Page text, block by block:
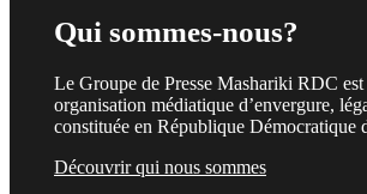
Qui sommes-nous?
Le Groupe de Presse Mashariki RDC est
organisation médiatique d’envergure,
constituée en République Démocratique
Découvrir qui nous sommes